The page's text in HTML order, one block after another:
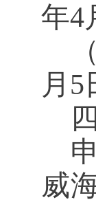
年4
月 5
威